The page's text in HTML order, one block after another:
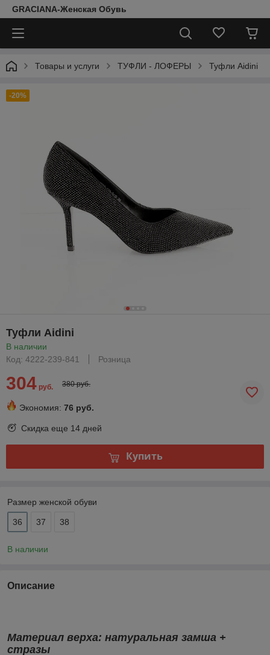
GRACIANA-Женская Обувь
Товары и услуги ТУФЛИ - ЛОФЕРЫ Туфли Aidini
-20%
Туфли Aidini
В наличии
Код: 4222-239-841
Розница
304 руб. 380 руб.
Экономия: 76 руб.
Скидка еще 14 дней
Купить
Размер женской обуви
36 37 38
В наличии
Описание
Материал верха: натуральная замша +
стразы